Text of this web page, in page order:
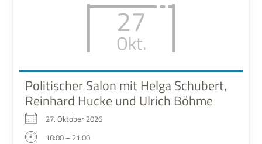
27
Okt.
Politischer Salon mit Helga Schubert,
Reinhard Hucke und Ulrich Böhme
27. Okto­ber 2026
18:00 – 21:00